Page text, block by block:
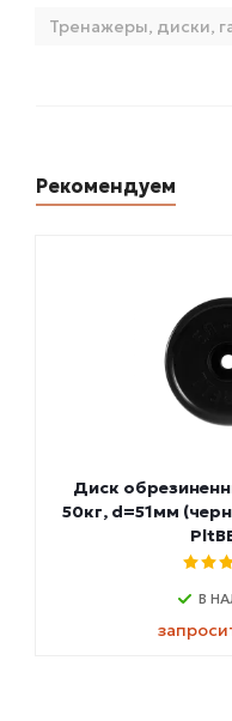
Тренажеры, диски,
Рекомендуем
Диск
50кг, d=51мм
В